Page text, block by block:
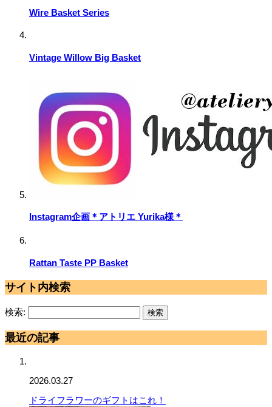
Wire Basket Series
Vintage Willow Big Basket
Instagram企画＊アトリエ Yurika様＊
Rattan Taste PP Basket
サイト内検索
検索:
最近の記事
2026.03.27
ドライフラワーのギフトはこれ！